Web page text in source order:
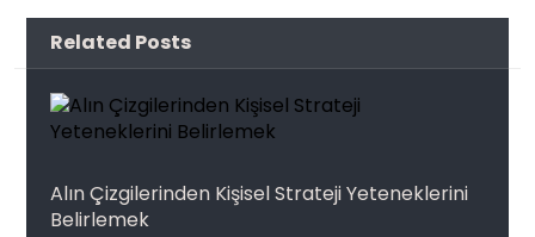
Related Posts
Alın Çizgilerinden Kişisel Strateji Yeteneklerini
Belirlemek